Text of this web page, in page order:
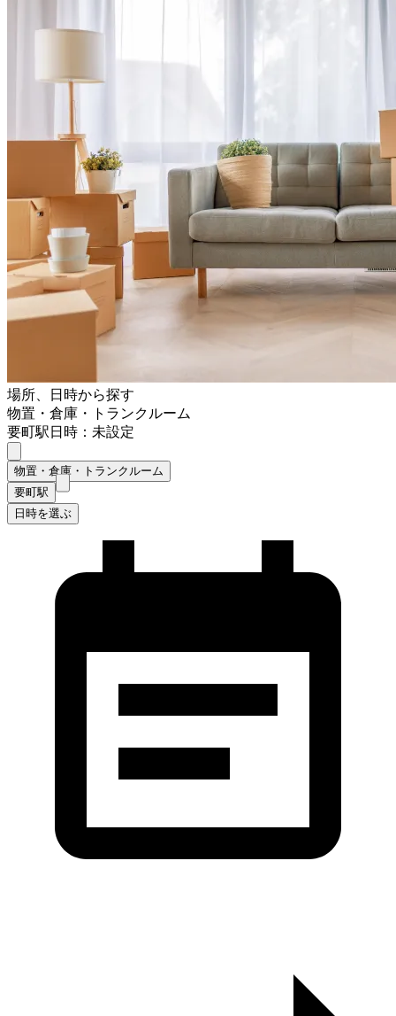
場所、日時から探す
物置・倉庫・トランクルーム
要町駅日時：未設定
物置・倉庫・トランクルーム
要町駅
日時を選ぶ